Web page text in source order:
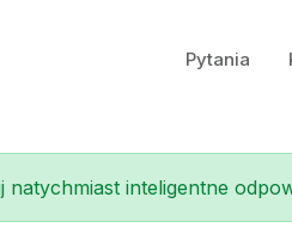
Pytania
natychmiast inteligentne